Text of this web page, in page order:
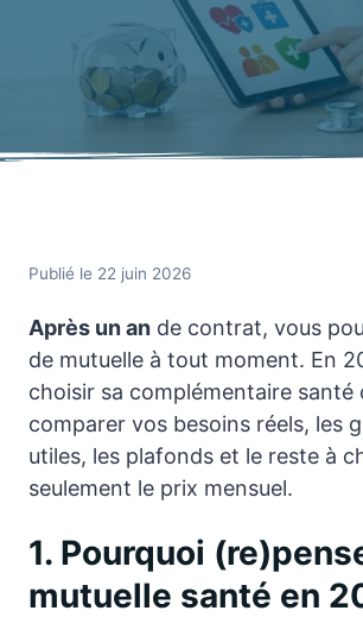
Publié le 22 juin 2026
Après un an de contrat, vous
de mutuelle à tout moment. En
choisir sa complémentaire santé
comparer vos besoins réels, les
utiles, les plafonds et le reste à
seulement le prix mensuel.
1. Pourquoi
mutuelle santé en